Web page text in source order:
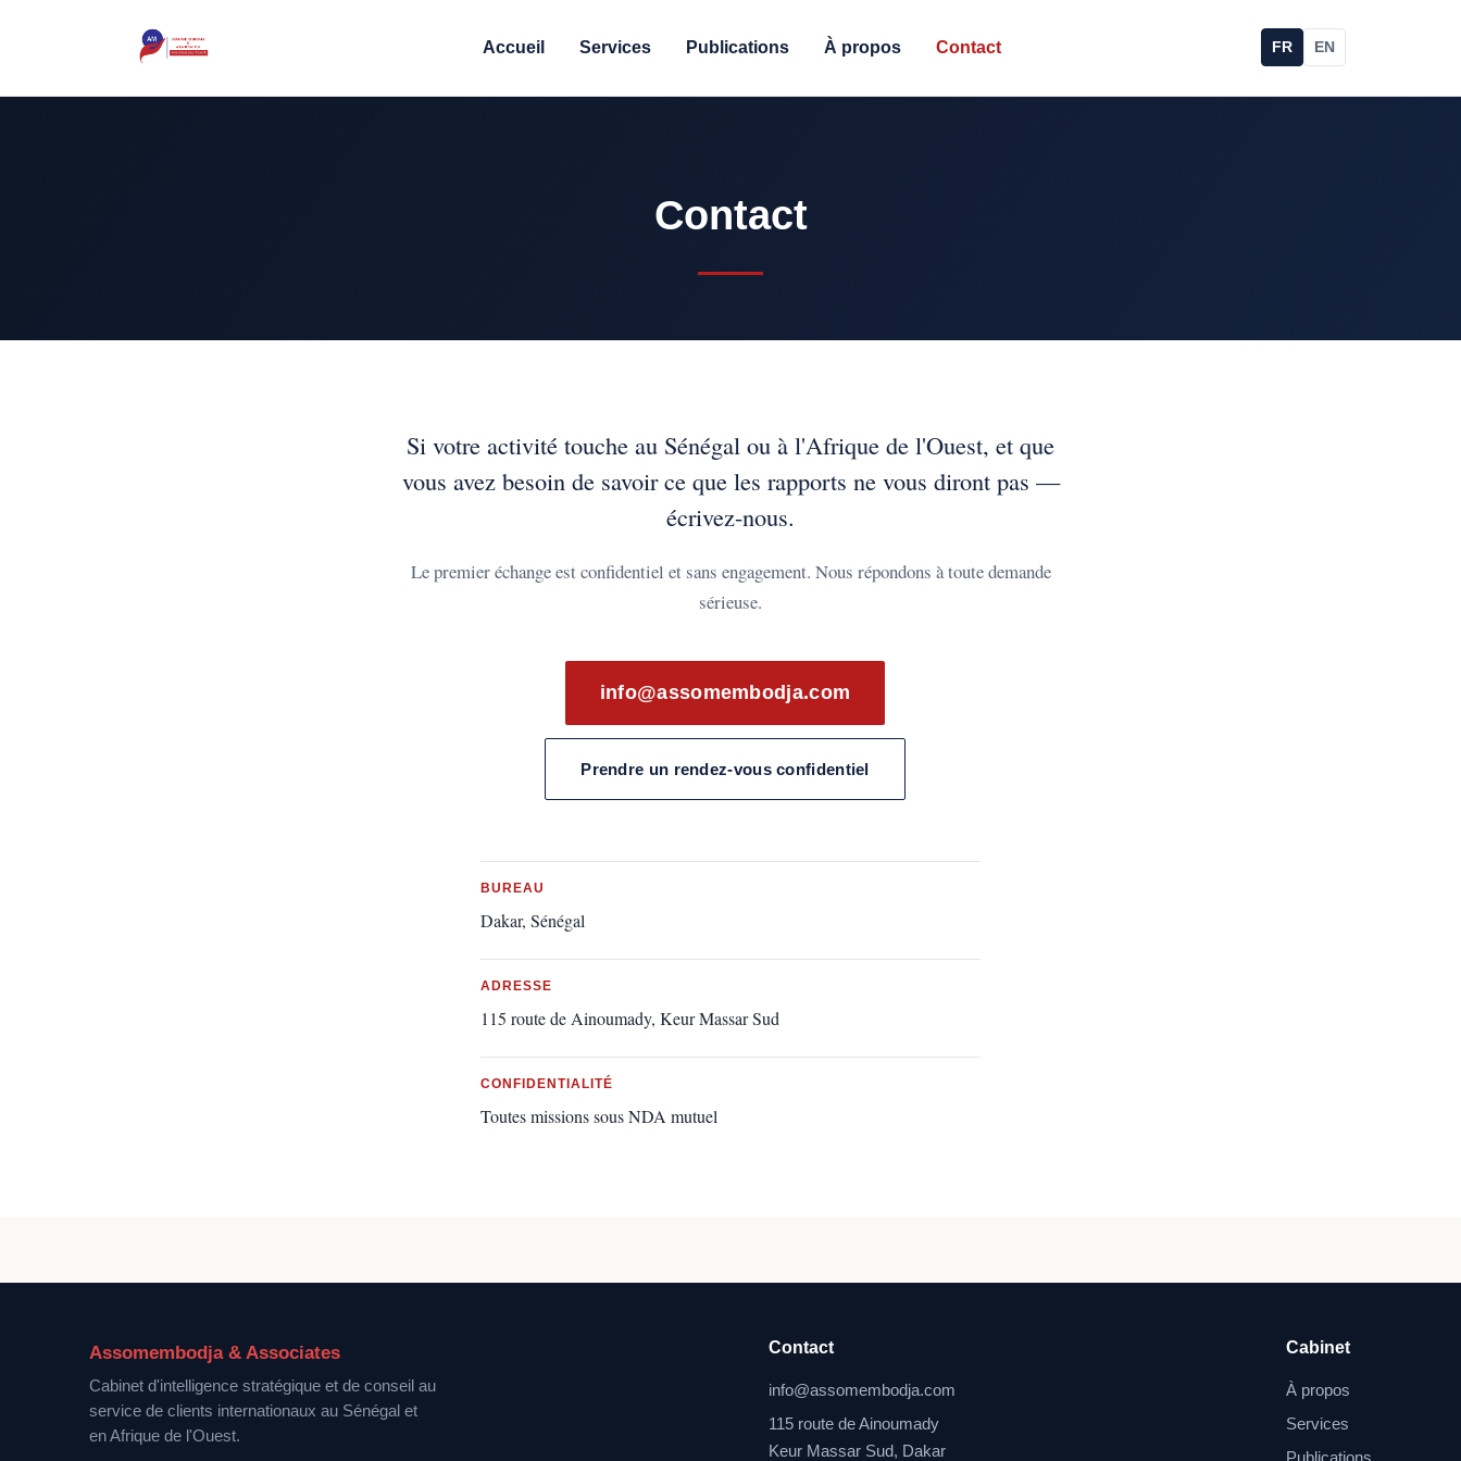
Accueil Services Publications À propos Contact FR EN
Contact
Si votre activité touche au Sénégal ou à l'Afrique de l'Ouest, et que
vous avez besoin de savoir ce que les rapports ne vous diront pas —
écrivez-nous.
Le premier échange est confidentiel et sans engagement. Nous répondons à toute demande
sérieuse.
info@assomembodja.com
Prendre un rendez-vous confidentiel
BUREAU
Dakar, Sénégal
ADRESSE
115 route de Ainoumady, Keur Massar Sud
CONFIDENTIALITÉ
Toutes missions sous NDA mutuel
Assomembodja & Associates
Cabinet d'intelligence stratégique et de conseil au
service de clients internationaux au Sénégal et
en Afrique de l'Ouest.
Contact
info@assomembodja.com
115 route de Ainoumady
Keur Massar Sud, Dakar
Cabinet
À propos
Services